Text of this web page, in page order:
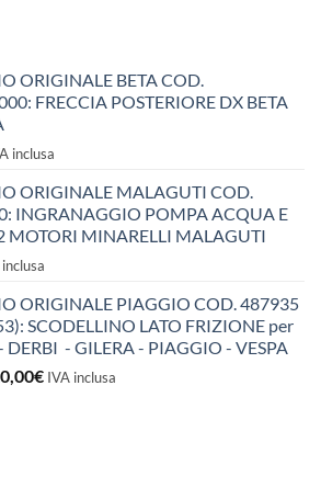
ORIGINALE BETA COD.
FRECCIA POSTERIORE DX BETA
inclusa
ORIGINALE MALAGUTI COD.
INGRANAGGIO POMPA ACQUA E
MOTORI MINARELLI MALAGUTI
ORIGINALE PIAGGIO COD. 487935
SCODELLINO LATO FRIZIONE per
DERBI - GILERA - PIAGGIO - VESPA
€IlIVA inclusa